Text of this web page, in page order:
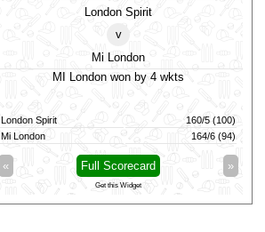
London Spirit
v
Mi London
MI London won by 4 wkts
London Spirit
160/5 (100)
Mi London
164/6 (94)
« »
Full Scorecard
Get this Widget